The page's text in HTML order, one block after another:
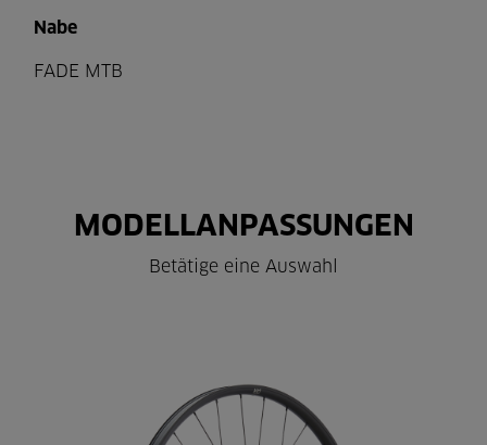
Nabe
FADE MTB
MODELLANPASSUNGEN
Betätige eine Auswahl